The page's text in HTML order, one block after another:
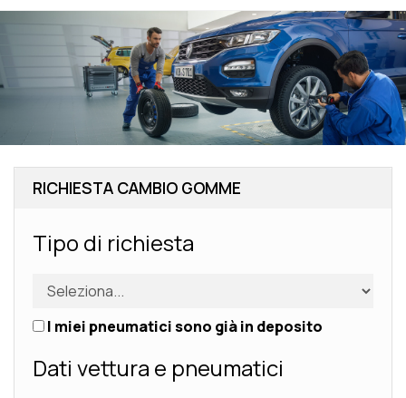
RICHIESTA CAMBIO GOMME
Tipo di richiesta
I miei pneumatici sono già in deposito
Dati vettura e pneumatici